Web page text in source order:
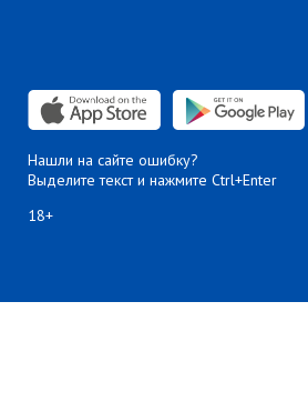
Нашли на сайте ошибку?
Выделите текст и нажмите Ctrl+Enter
18+